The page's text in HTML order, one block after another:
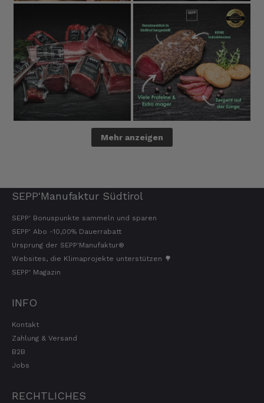
Mehr anzeigen
SEPP'Manufaktur Südtirol
SEPP' Bonuspunkte sammeln und sparen
SEPP' Abo -10,00% Dauerrabatt
Ursprung der SEPP'Manufaktur®
Websites, die Klimaprojekte unterstützen 🌳
SEPP' Magazin
INFO
Kontakt
Zahlung & Versand
B2B
Jobs
RECHTLICHES